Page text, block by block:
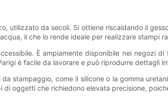
utilizzato da secoli. Si ottiene riscaldando il
il che lo rende ideale per realizzare stampi
È ampiamente disponibile nei negozi
è facile da lavorare e può riprodurre dettagli
stampaggio, come il silicone o la gomma
di oggetti che richiedono elevata precisione,